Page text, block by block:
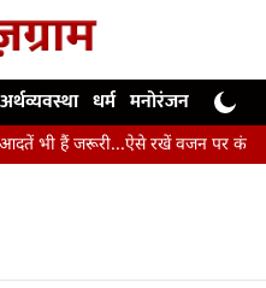
अर्थव्यवस्था धर्म मनोरंजन खेल
आदतें भी हैं जरूरी...ऐसे रखें वजन पर